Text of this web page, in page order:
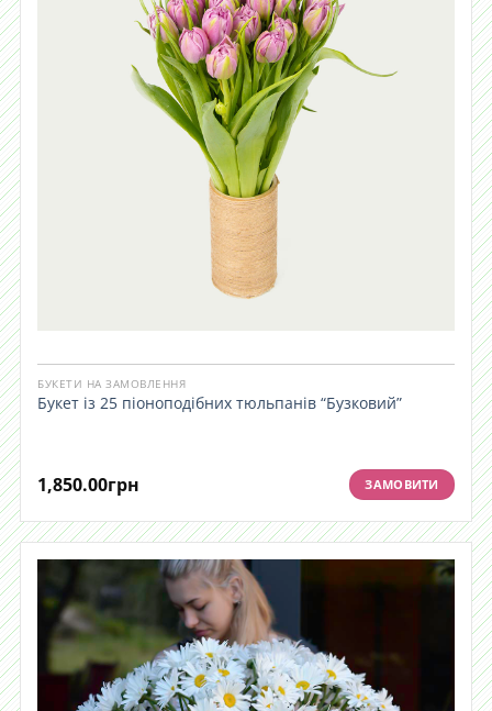
БУКЕТИ НА ЗАМОВЛЕННЯ
Букет із 25 піоноподібних тюльпанів “Бузковий”
1,850.00грн ЗАМОВИТИ